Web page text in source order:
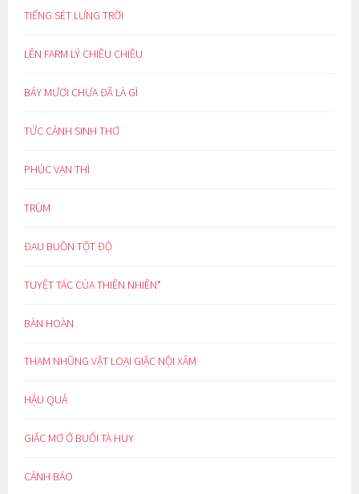
TIẾNG SÉT LƯNG TRỜI
LÊN FARM LÝ CHIỀU CHIỀU
BẢY MƯƠI CHƯA ĐÃ LÀ GÌ
TỨC CẢNH SINH THƠ
PHÚC VẠN THÌ
TRÙM
ĐAU BUỒN TỘT ĐỘ
TUYỆT TÁC CỦA THIÊN NHIÊN*
BÀN HOÀN
THAM NHŨNG VẶT LOẠI GIẶC NỘI XÂM
HẬU QUẢ
GIẤC MƠ Ở BUỔI TÀ HUY
CẢNH BÁO